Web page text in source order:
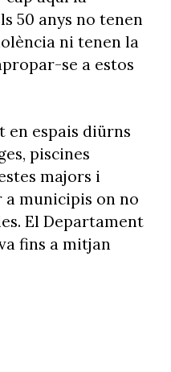
50 anys no tenen
ni tenen la
se a estos
en espais diürns
piscines
majors i
a municipis on no
El Departament
fins a mitjan